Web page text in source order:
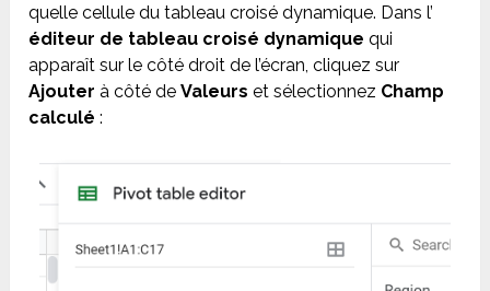
quelle cellule du tableau croisé dynamique. Dans l’
éditeur de tableau croisé dynamique qui
apparaît sur le côté droit de l’écran, cliquez sur
Ajouter à côté deValeurs et sélectionnez Champ
calculé :